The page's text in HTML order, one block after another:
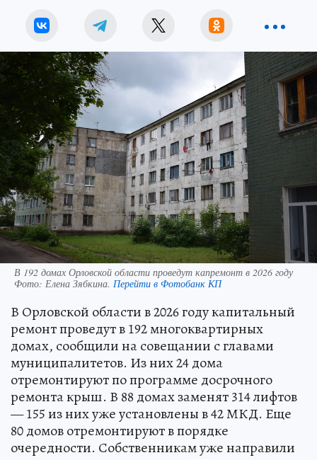
В 192 домах Орловской области проведут капремонт в 2026 году
Фото: Елена Зябкина. Перейти в Фотобанк КП
В Орловской области в 2026 году капитальный
ремонт проведут в 192 многоквартирных
домах, сообщили на совещании с главами
муниципалитетов. Из них 24 дома
отремонтируют по программе досрочного
ремонта крыш. В 88 домах заменят 314 лифтов
— 155 из них уже установлены в 42 МКД. Еще
80 домов отремонтируют в порядке
очередности. Собственникам уже направили